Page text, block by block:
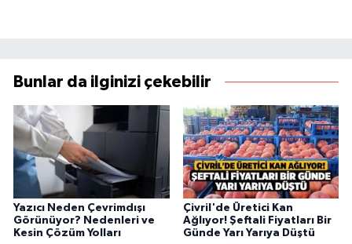
Bunlar da ilginizi çekebilir
Yazıcı Neden Çevrimdışı
Görünüyor? Nedenleri ve
Kesin Çözüm Yolları
Çivril'de Üretici Kan
Ağlıyor! Şeftali Fiyatları Bir
Günde Yarı Yarıya Düştü